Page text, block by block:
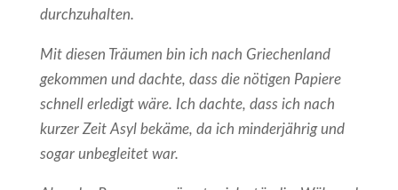
durchzuhalten.
Mit diesen Träumen bin ich nach Griechenland
gekommen und dachte, dass die nötigen Papiere
schnell erledigt wäre. Ich dachte, dass ich nach
kurzer Zeit Asyl bekäme, da ich minderjährig und
sogar unbegleitet war.